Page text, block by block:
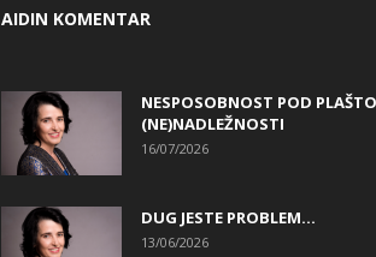
AIDIN KOMENTAR
NESPOSOBNOST POD
(NE)NADLEŽNOSTI
16/07/2026
DUG JESTE PROBLEM…
13/06/2026